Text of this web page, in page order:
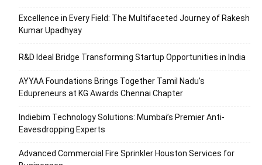
Excellence in Every Field: The Multifaceted Journey of Rakesh
Kumar Upadhyay
R&D Ideal Bridge Transforming Startup Opportunities in India
AYYAA Foundations Brings Together Tamil Nadu’s
Edupreneurs at KG Awards Chennai Chapter
Indiebim Technology Solutions: Mumbai’s Premier Anti-
Eavesdropping Experts
Advanced Commercial Fire Sprinkler Houston Services for